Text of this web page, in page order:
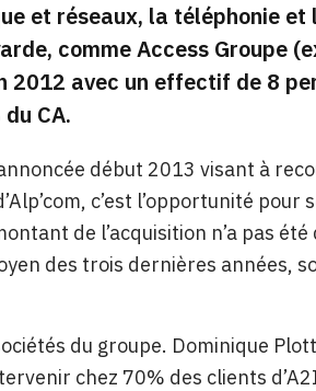
et réseaux, la téléphonie et
comme Access Groupe
2012 avec un effectif de 8
CA.
début 2013 visant à
c’est l’opportunité pour
de l’acquisition n’a pas été
des trois dernières années,
du groupe. Dominique
chez 70% des clients